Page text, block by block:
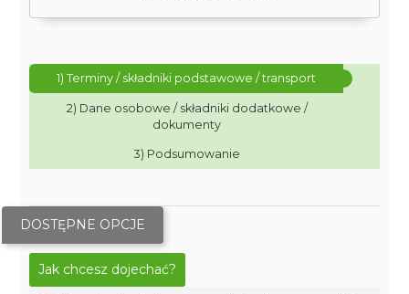
1) Terminy / składniki podstawowe / transport
2) Dane osobowe / składniki dodatkowe /
dokumenty
3) Podsumowanie
DOSTĘPNE OPCJE
Jak chcesz dojechać?